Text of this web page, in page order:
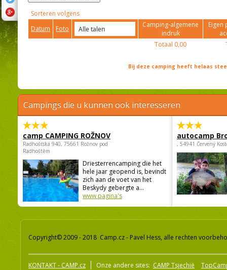
Sorteren volgens
Datum
Foto
Camping-algemene
indruk
Eigen
Totaal 0,00
Bij deze camping heeft helaas
Campings die u kunnen ook interesseren
camp CAMPING ROŽNOV
Radhošťská 940, 75661 Rožnov pod
Radhoštěm
Driesterrencamping die het
hele jaar geopend is, bevindt
zich aan de voet van het
Beskydy gebergte a...
www pagina's
autocamp
, 54941 Červený
Copyright© 2009 - 2018 Camp.cz - Pavel Hess, alle rechten
KONTAKT - CAMP.cz Onze andere sites: CAMP Tsjechië